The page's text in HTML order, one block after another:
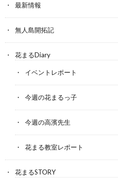
最新情報
無人島開拓記
花まるDiary
イベントレポート
今週の花まるっ子
今週の高濱先生
花まる教室レポート
花まるSTORY